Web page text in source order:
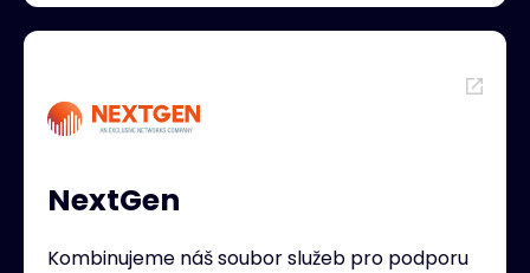
NextGen
Kombinujeme náš soubor služeb pro podporu